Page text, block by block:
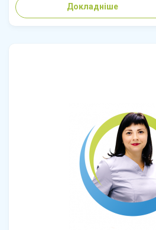
Докладніше